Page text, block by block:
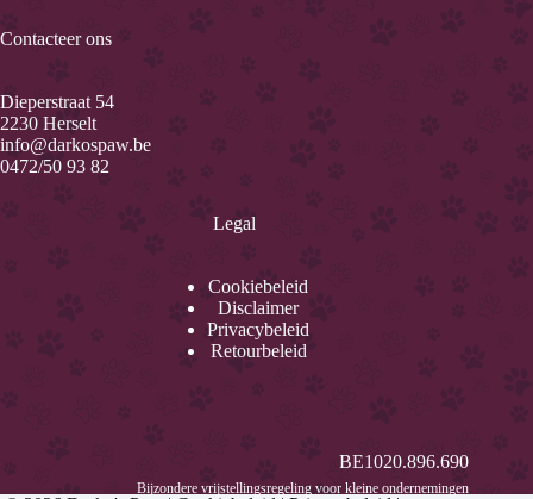
Contacteer ons
Dieperstraat 54
2230 Herselt
info@darkospaw.be
0472/50 93 82
Legal
Cookiebeleid
Disclaimer
Privacybeleid
Retourbeleid
BE1020.896.690
Bijzondere vrijstellingsregeling voor kleine ondernemingen